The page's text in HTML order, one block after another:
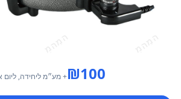
₪100 + מע״מליחידה, ליום